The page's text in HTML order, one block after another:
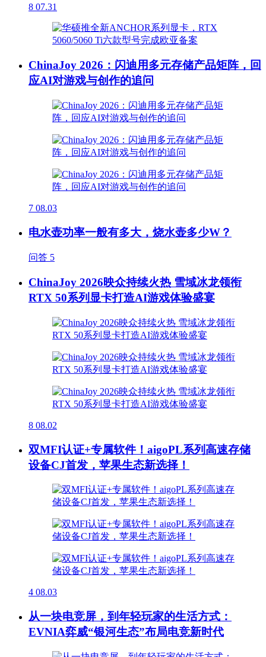
8 07.31
ChinaJoy 2026：闪迪用多元存储产品矩阵，回
应AI对游戏与创作的追问
7 08.03
电水壶功率一般有多大，烧水壶多少W？
问答 5
ChinaJoy 2026映众持续火热 雪域冰龙领衔
RTX 50系列显卡打造AI游戏体验盛宴
8 08.02
双MFI认证+专属软件！aigoPL系列高速存储
设备CJ首发，苹果生态新选择！
4 08.03
从一块电竞屏，到年轻玩家的生活方式：
EVNIA弈威“银河生态”布局电竞新时代